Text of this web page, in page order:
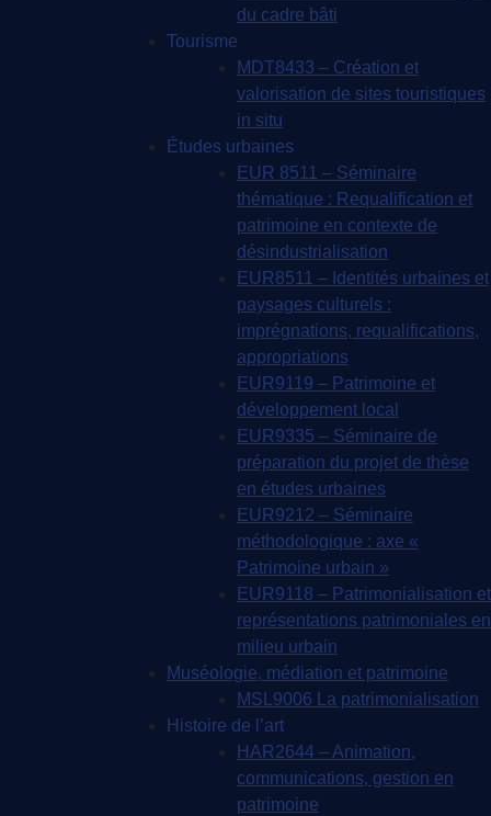
du cadre bâti
Tourisme
MDT8433 – Création et
valorisation de sites touristiques
in situ
Études urbaines
EUR 8511 – Séminaire
thématique : Requalification et
patrimoine en contexte de
désindustrialisation
EUR8511 – Identités urbaines et
paysages culturels :
imprégnations, requalifications,
appropriations
EUR9119 – Patrimoine et
développement local
EUR9335 – Séminaire de
préparation du projet de thèse
en études urbaines
EUR9212 – Séminaire
méthodologique : axe «
Patrimoine urbain »
EUR9118 – Patrimonialisation et
représentations patrimoniales en
milieu urbain
Muséologie, médiation et patrimoine
MSL9006 La patrimonialisation
Histoire de l’art
HAR2644 – Animation,
communications, gestion en
patrimoine